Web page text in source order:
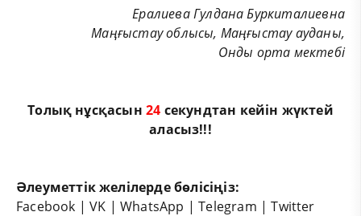
Ералиева Гулдана Буркиталиевна
Маңғыстау облысы, Маңғыстау ауданы,
Онды орта мектебі
Толық нұсқасын23 секундтан кейін жүктей
аласыз!!!
Әлеуметтік желілерде бөлісіңіз:
Facebook |VK |WhatsApp |Telegram |Twitter